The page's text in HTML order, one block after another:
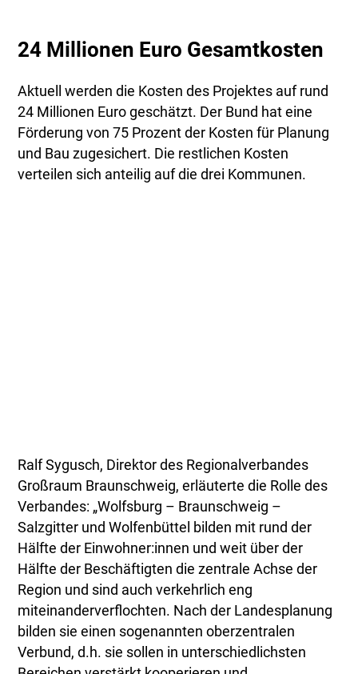
24 Millionen Euro Gesamtkosten
Aktuell werden die Kosten des Projektes auf rund
24 Millionen Euro geschätzt. Der Bund hat eine
Förderung von 75 Prozent der Kosten für Planung
und Bau zugesichert. Die restlichen Kosten
verteilen sich anteilig auf die drei Kommunen.
Ralf Sygusch, Direktor des Regionalverbandes
Großraum Braunschweig, erläuterte die Rolle des
Verbandes: „Wolfsburg – Braunschweig –
Salzgitter und Wolfenbüttel bilden mit rund der
Hälfte der Einwohner:innen und weit über der
Hälfte der Beschäftigten die zentrale Achse der
Region und sind auch verkehrlich eng
miteinanderverflochten. Nach der Landesplanung
bilden sie einen sogenannten oberzentralen
Verbund, d.h. sie sollen in unterschiedlichsten